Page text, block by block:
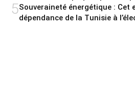
5Souveraineté énergétique : Cet
dépendance de la Tunisie à